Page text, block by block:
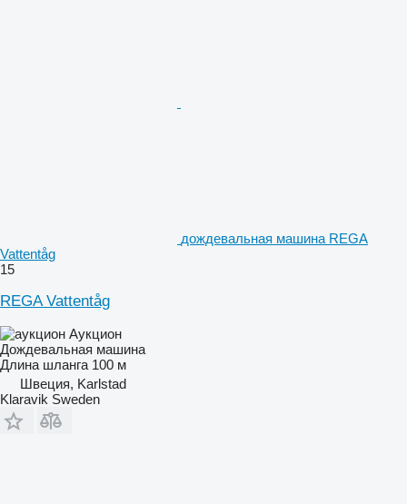
дождевальная машина REGA
Vattentåg
15
REGA Vattentåg
Аукцион
Дождевальная машина
Длина шланга 100 м
Швеция, Karlstad
Klaravik Sweden